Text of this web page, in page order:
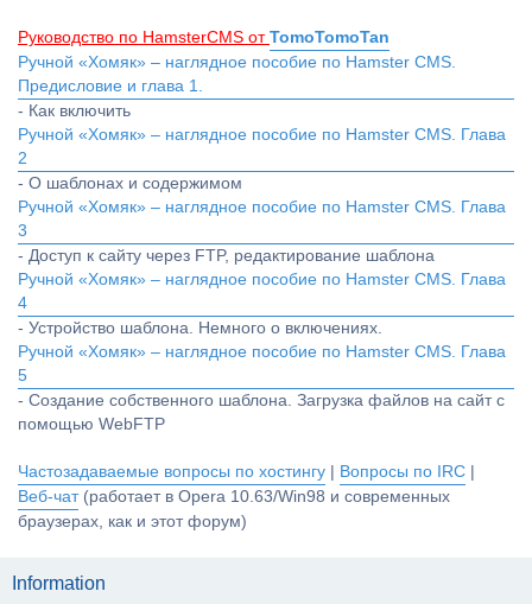
Руководство по HamsterCMS от TomoTomoTan
Ручной «Хомяк» – наглядное пособие по Hamster CMS.
Предисловие и глава 1.
- Как включить
Ручной «Хомяк» – наглядное пособие по Hamster CMS. Глава
2
- О шаблонах и содержимом
Ручной «Хомяк» – наглядное пособие по Hamster CMS. Глава
3
- Доступ к сайту через FTP, редактирование шаблона
Ручной «Хомяк» – наглядное пособие по Hamster CMS. Глава
4
- Устройство шаблона. Немного о включениях.
Ручной «Хомяк» – наглядное пособие по Hamster CMS. Глава
5
- Создание собственного шаблона. Загрузка файлов на сайт с
помощью WebFTP
Частозадаваемые вопросы по хостингу Вопросы по IRC
Веб-чат(работает в Opera 10.63/Win98 и современных
браузерах, как и этот форум)
Information